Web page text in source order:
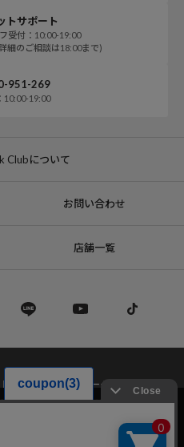
トサポート
受付：10:00-19:00
細のご相談は18:00まで)
951-269
10:00-19:00
Clubについて
お問い合わせ
店舗一覧
サステナブルマークについて
取引法・古物営業法に基づく表記
テンツの最適な提供、トラフィック
ます。